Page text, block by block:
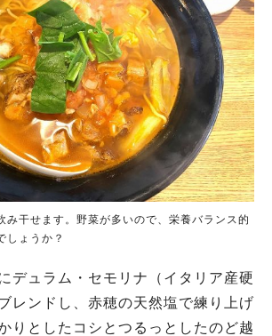
み干せます。野菜が多いので、栄養バランス的
しょうか？
デュラム・セモリナ（イタリア産硬
レンドし、赤穂の天然塩で練り上げ
りとしたコシとつるっとしたのど越